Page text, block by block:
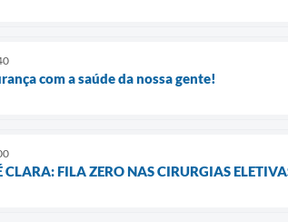
com a saúde da nossa gente!
CLARA: FILA ZERO NAS CIRURGIAS